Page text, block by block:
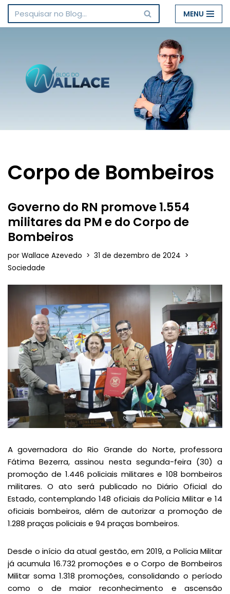
Pular
conteúdo
MENU
Corpo de Bombeiros
Governo do RN promove 1.554
militares da PM e do Corpo de
Bombeiros
por Wallace Azevedo
31 de dezembro de 2024
Sociedade
A governadora do Rio Grande do Norte, professora
Fátima Bezerra, assinou nesta segunda-feira (30) a
promoção de 1.446 policiais militares e 108 bombeiros
militares. O ato será publicado no Diário Oficial do
Estado, contemplando 148 oficiais da Polícia Militar e 14
oficiais bombeiros, além de autorizar a promoção de
1.288 praças policiais e 94 praças bombeiros.
Desde o início da atual gestão, em 2019, a Polícia Militar
já acumula 16.732 promoções e o Corpo de Bombeiros
Militar soma 1.318 promoções, consolidando o período
como o de maior reconhecimento e ascensão